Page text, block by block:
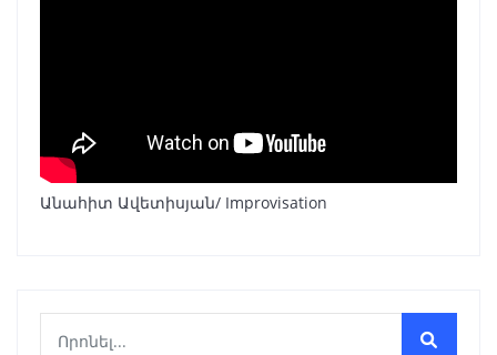
Անահիտ Ավետիսյան/ Improvisation